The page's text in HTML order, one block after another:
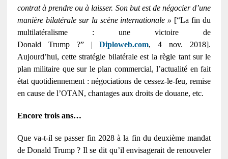
contrat à prendre ou à laisser. Son but est de négocier d’une
manière bilatérale sur la scène internationale » [“La fin du
multilatéralisme : une victoire de
Donald Trump ?” |Diploweb.com, 4 nov. 2018].
Aujourd’hui, cette stratégie bilatérale est la règle tant sur le
plan militaire que sur le plan commercial, l’actualité en fait
état quotidiennement : négociations de cessez-le-feu, remise
en cause de l’OTAN, chantages aux droits de douane, etc.
Encore trois ans…
Que va-t-il se passer fin 2028 à la fin du deuxième mandat
de Donald Trump ? Il se dit qu’il envisagerait de renouveler